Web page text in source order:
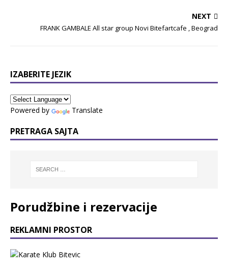
NEXT
FRANK GAMBALE All star group Novi Bitefartcafe , Beograd
IZABERITE JEZIK
Powered by Translate
PRETRAGA SAJTA
Porudžbine i rezervacije
REKLAMNI PROSTOR